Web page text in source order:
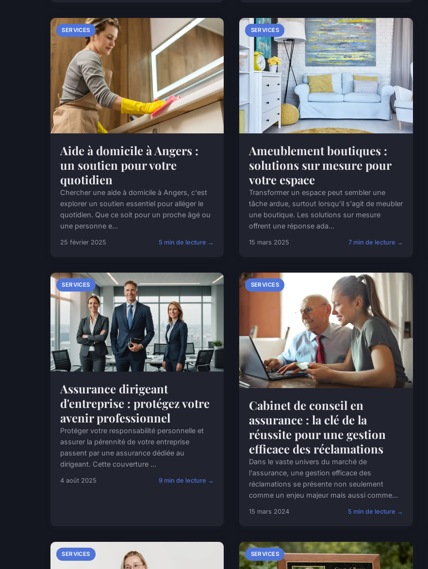
SERVICES
Aide à domicile à Angers :
un soutien pour votre
quotidien
Chercher une aide à domicile à Angers, c'est
explorer un soutien essentiel pour alléger le
quotidien. Que ce soit pour un proche âgé ou
une personne e...
25 février 2025 5 min de lecture →
SERVICES
Ameublement boutiques :
solutions sur mesure pour
votre espace
Transformer un espace peut sembler une
tâche ardue, surtout lorsqu'il s'agit de meubler
une boutique. Les solutions sur mesure
offrent une réponse ada...
15 mars 2025 7 min de lecture →
SERVICES
Assurance dirigeant
d'entreprise : protégez votre
avenir professionnel
Protéger votre responsabilité personnelle et
assurer la pérennité de votre entreprise
passent par une assurance dédiée au
dirigeant. Cette couverture ...
4 août 2025 9 min de lecture →
SERVICES
Cabinet de conseil en
assurance : la clé de la
réussite pour une gestion
efficace des réclamations
Dans le vaste univers du marché de
l'assurance, une gestion efficace des
réclamations se présente non seulement
comme un enjeu majeur mais aussi comme...
15 mars 2024 5 min de lecture →
SERVICES SERVICES